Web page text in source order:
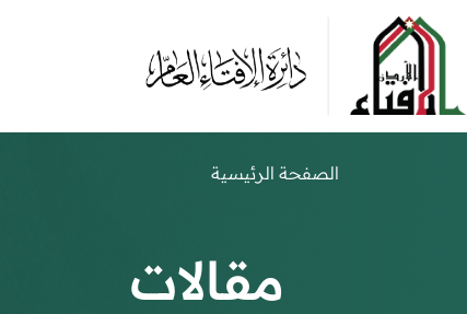
الصفحة الرئيسية
مقالات